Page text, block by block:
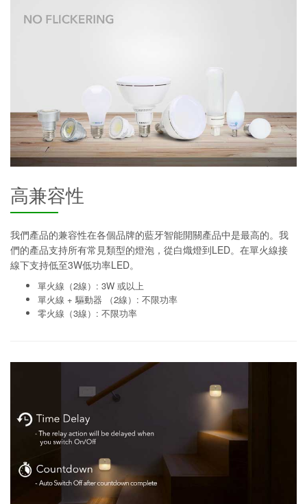
高兼容性
我們產品的兼容性在各個品牌的藍牙智能開關產品中是最高的。我
們的產品支持所有常見類型的燈泡，從白熾燈到LED。在單火線接
線下支持低至3W低功率LED。
單火線（2線）: 3W 或以上
單火線 + 驅動器 （2線）: 不限功率
零火線（3線）: 不限功率